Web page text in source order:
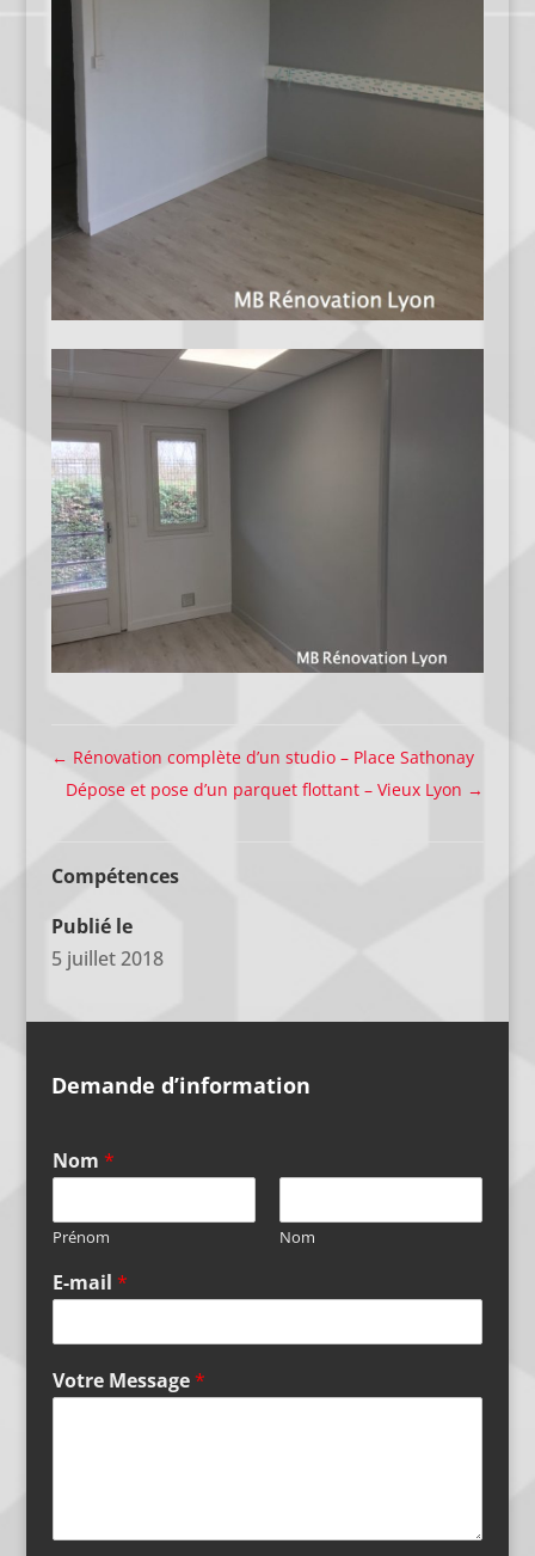
← Rénovation complète d’un studio – Place Sathonay
Dépose et pose d’un parquet flottant – Vieux Lyon →
Compétences
Publié le
5 juillet 2018
Demande d’information
Nom *
Prénom Nom
E-mail *
Votre Message*